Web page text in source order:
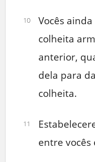
10
Vocês
colheita
anterior,
dela para
colheita.
11
entre vocês